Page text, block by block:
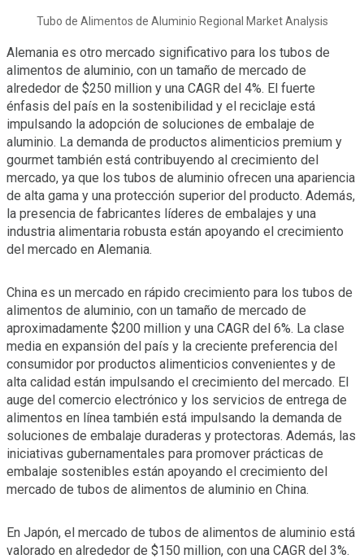
Tubo de Alimentos de Aluminio Regional Market Analysis
Alemania es otro mercado significativo para los tubos de
alimentos de aluminio, con un tamaño de mercado de
alrededor de $250 million y una CAGR del 4%. El fuerte
énfasis del país en la sostenibilidad y el reciclaje está
impulsando la adopción de soluciones de embalaje de
aluminio. La demanda de productos alimenticios premium y
gourmet también está contribuyendo al crecimiento del
mercado, ya que los tubos de aluminio ofrecen una apariencia
de alta gama y una protección superior del producto. Además,
la presencia de fabricantes líderes de embalajes y una
industria alimentaria robusta están apoyando el crecimiento
del mercado en Alemania.
China es un mercado en rápido crecimiento para los tubos de
alimentos de aluminio, con un tamaño de mercado de
aproximadamente $200 million y una CAGR del 6%. La clase
media en expansión del país y la creciente preferencia del
consumidor por productos alimenticios convenientes y de
alta calidad están impulsando el crecimiento del mercado. El
auge del comercio electrónico y los servicios de entrega de
alimentos en línea también está impulsando la demanda de
soluciones de embalaje duraderas y protectoras. Además, las
iniciativas gubernamentales para promover prácticas de
embalaje sostenibles están apoyando el crecimiento del
mercado de tubos de alimentos de aluminio en China.
En Japón, el mercado de tubos de alimentos de aluminio está
valorado en alrededor de $150 million, con una CAGR del 3%.